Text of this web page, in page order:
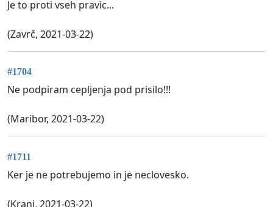
Je to proti vseh pravic...
(Zavrč, 2021-03-22)
#1704
Ne podpiram cepljenja pod prisilo!!!
(Maribor, 2021-03-22)
#1711
Ker je ne potrebujemo in je neclovesko.
(Kranj, 2021-03-22)